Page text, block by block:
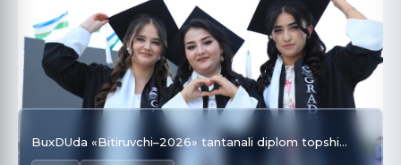
BuxDUda «Bitiruvchi–2026» tantanali diplom topshi…